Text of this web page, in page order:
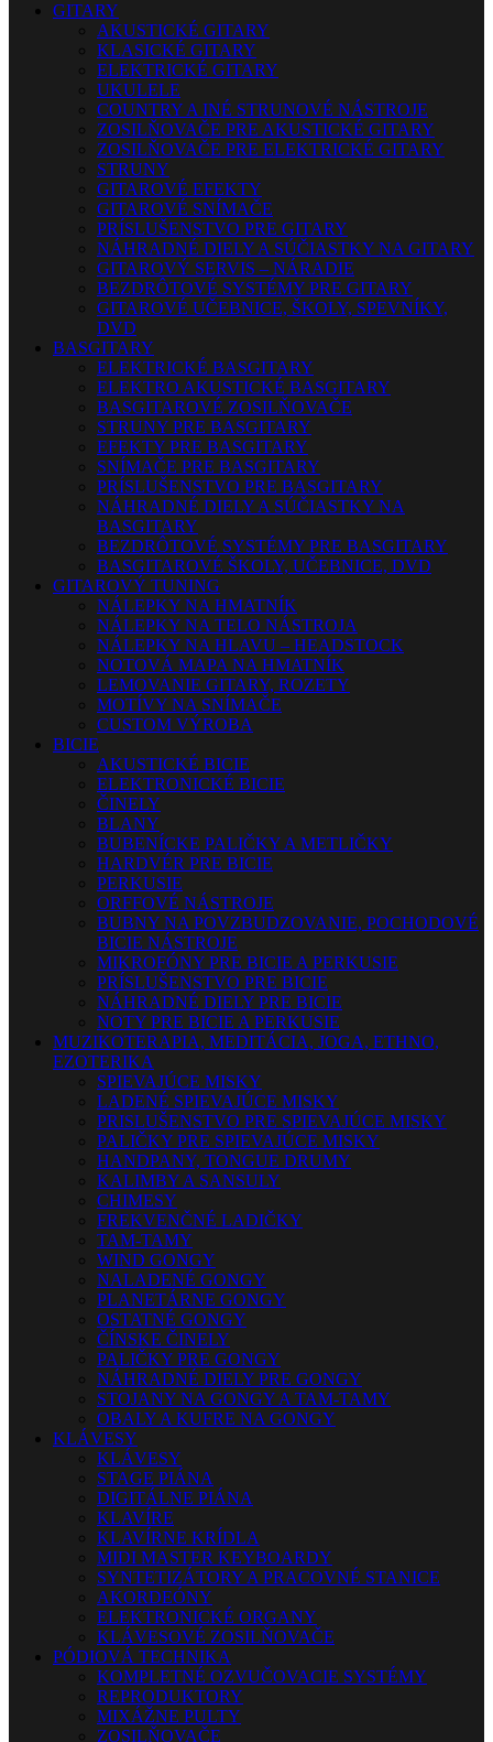
GITARY
AKUSTICKÉ GITARY
KLASICKÉ GITARY
ELEKTRICKÉ GITARY
UKULELE
COUNTRY A INÉ STRUNOVÉ NÁSTROJE
ZOSILŇOVAČE PRE AKUSTICKÉ GITARY
ZOSILŇOVAČE PRE ELEKTRICKÉ GITARY
STRUNY
GITAROVÉ EFEKTY
GITAROVÉ SNÍMAČE
PRÍSLUŠENSTVO PRE GITARY
NÁHRADNÉ DIELY A SÚČIASTKY NA GITARY
GITAROVÝ SERVIS – NÁRADIE
BEZDRÔTOVÉ SYSTÉMY PRE GITARY
GITAROVÉ UČEBNICE, ŠKOLY, SPEVNÍKY,
DVD
BASGITARY
ELEKTRICKÉ BASGITARY
ELEKTRO AKUSTICKÉ BASGITARY
BASGITAROVÉ ZOSILŇOVAČE
STRUNY PRE BASGITARY
EFEKTY PRE BASGITARY
SNÍMAČE PRE BASGITARY
PRÍSLUŠENSTVO PRE BASGITARY
NÁHRADNÉ DIELY A SÚČIASTKY NA
BASGITARY
BEZDRÔTOVÉ SYSTÉMY PRE BASGITARY
BASGITAROVÉ ŠKOLY, UČEBNICE, DVD
GITAROVÝ TUNING
NÁLEPKY NA HMATNÍK
NÁLEPKY NA TELO NÁSTROJA
NÁLEPKY NA HLAVU – HEADSTOCK
NOTOVÁ MAPA NA HMATNÍK
LEMOVANIE GITARY, ROZETY
MOTÍVY NA SNÍMAČE
CUSTOM VÝROBA
BICIE
AKUSTICKÉ BICIE
ELEKTRONICKÉ BICIE
ČINELY
BLANY
BUBENÍCKE PALIČKY A METLIČKY
HARDVÉR PRE BICIE
PERKUSIE
ORFFOVÉ NÁSTROJE
BUBNY NA POVZBUDZOVANIE, POCHODOVÉ
BICIE NÁSTROJE
MIKROFÓNY PRE BICIE A PERKUSIE
PRÍSLUŠENSTVO PRE BICIE
NÁHRADNÉ DIELY PRE BICIE
NOTY PRE BICIE A PERKUSIE
MUZIKOTERAPIA, MEDITÁCIA, JOGA, ETHNO,
EZOTERIKA
SPIEVAJÚCE MISKY
LADENÉ SPIEVAJÚCE MISKY
PRISLUŠENSTVO PRE SPIEVAJÚCE MISKY
PALIČKY PRE SPIEVAJÚCE MISKY
HANDPANY, TONGUE DRUMY
KALIMBY A SANSULY
CHIMESY
FREKVENČNÉ LADIČKY
TAM-TAMY
WIND GONGY
NALADENÉ GONGY
PLANETÁRNE GONGY
OSTATNÉ GONGY
ČÍNSKE ČINELY
PALIČKY PRE GONGY
NÁHRADNÉ DIELY PRE GONGY
STOJANY NA GONGY A TAM-TAMY
OBALY A KUFRE NA GONGY
KLÁVESY
KLÁVESY
STAGE PIÁNA
DIGITÁLNE PIÁNA
KLAVÍRE
KLAVÍRNE KRÍDLA
MIDI MASTER KEYBOARDY
SYNTETIZÁTORY A PRACOVNÉ STANICE
AKORDEÓNY
ELEKTRONICKÉ ORGANY
KLÁVESOVÉ ZOSILŇOVAČE
PÓDIOVÁ TECHNIKA
KOMPLETNÉ OZVUČOVACIE SYSTÉMY
REPRODUKTORY
MIXÁŽNE PULTY
ZOSILŇOVAČE